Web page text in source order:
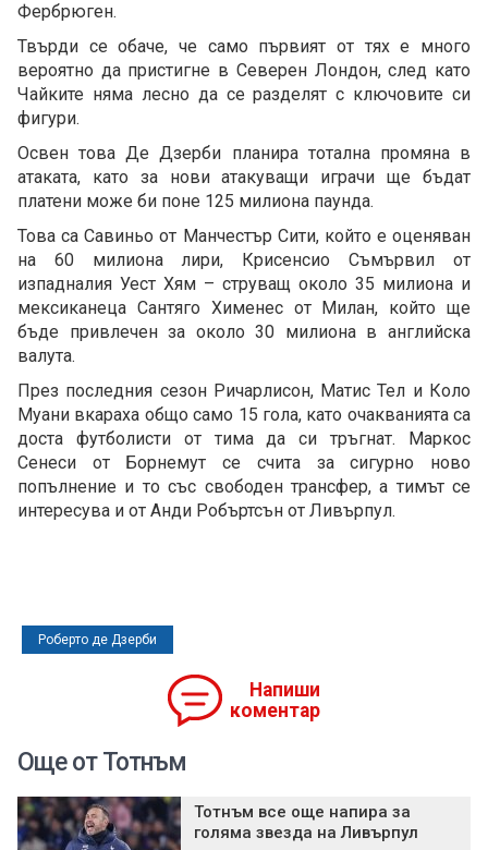
Фербрюген.
Твърди се обаче, че само първият от тях е много
вероятно да пристигне в Северен Лондон, след като
Чайките няма лесно да се разделят с ключовите си
фигури.
Освен това Де Дзерби планира тотална промяна в
атаката, като за нови атакуващи играчи ще бъдат
платени може би поне 125 милиона паунда.
Това са Савиньо от Манчестър Сити, който е оценяван
на 60 милиона лири, Крисенсио Съмървил от
изпадналия Уест Хям – струващ около 35 милиона и
мексиканеца Сантяго Хименес от Милан, който ще
бъде привлечен за около 30 милиона в английска
валута.
През последния сезон Ричарлисон, Матис Тел и Коло
Муани вкараха общо само 15 гола, като очакванията са
доста футболисти от тима да си тръгнат. Маркос
Сенеси от Борнемут се счита за сигурно ново
попълнение и то със свободен трансфер, а тимът се
интересува и от Анди Робъртсън от Ливърпул.
Роберто де Дзерби
Напиши
коментар
Още от Тотнъм
Тотнъм все още напира за
голяма звезда на Ливърпул